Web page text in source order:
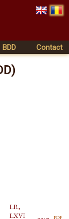
BDD Contact
LR,
LXVI
pdf